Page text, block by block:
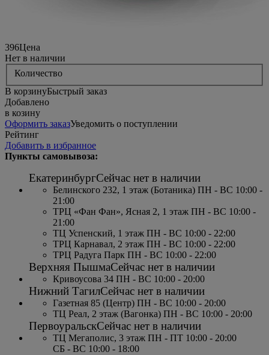
396Цена
Нет в наличии
Количество
В корзинуБыстрый заказ
Добавлено
в козину
Оформить заказУведомить о поступлении
Рейтинг
Добавить в избранное
Пункты самовывоза:
ЕкатеринбургСейчас нет в наличии
Белинского 232, 1 этаж (Ботаника) ПН - ВС 10:00 -
21:00
ТРЦ «Фан Фан», Ясная 2, 1 этаж ПН - ВС 10:00 -
21:00
ТЦ Успенский, 1 этаж ПН - ВС 10:00 - 22:00
ТРЦ Карнавал, 2 этаж ПН - ВС 10:00 - 22:00
ТРЦ Радуга Парк ПН - ВС 10:00 - 22:00
Верхняя ПышмаСейчас нет в наличии
Кривоусова 34 ПН - ВС 10:00 - 20:00
Нижний ТагилСейчас нет в наличии
Газетная 85 (Центр) ПН - ВС 10:00 - 20:00
ТЦ Реал, 2 этаж (Вагонка) ПН - ВС 10:00 - 20:00
ПервоуральскСейчас нет в наличии
ТЦ Мегаполис, 3 этаж ПН - ПТ 10:00 - 20:00
СБ - ВС 10:00 - 18:00